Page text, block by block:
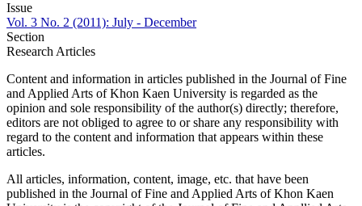
Issue
Vol. 3 No. 2 (2011): July - December
Section
Research Articles
Content and information in articles published in the Journal of Fine
and Applied Arts of Khon Kaen University is regarded as the
opinion and sole responsibility of the author(s) directly; therefore,
editors are not obliged to agree to or share any responsibility with
regard to the content and information that appears within these
articles.
All articles, information, content, image, etc. that have been
published in the Journal of Fine and Applied Arts of Khon Kaen